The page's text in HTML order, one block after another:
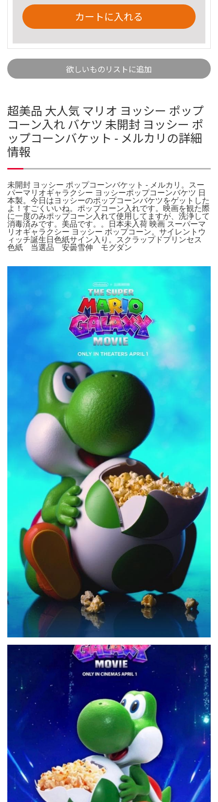
カートに入れる
欲しいものリストに追加
超美品 大人気 マリオ ヨッシー ポップ
コーン入れ バケツ 未開封 ヨッシー ポ
ップコーンバケット - メルカリの詳細
情報
未開封 ヨッシー ポップコーンバケット - メルカリ。スー
パーマリオギャラクシー ヨッシーポップコーンバケツ 日
本製。今日はヨッシーのポップコーンバケツをゲットした
よ！すごくいいね。ポップコーン入れです。映画を観た際
に一度のみポップコーン入れて使用してますが、洗浄して
消毒済みです。美品です。。日本未入荷 映画 スーパーマ
リオギャラクシー ヨッシー ポップコーン。サイレントウ
ィッチ誕生日色紙サイン入り。スクラップドプリンセス
色紙 当選品 安曇雪伸 モグダン